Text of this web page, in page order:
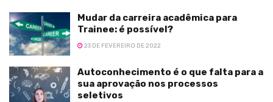
Mudar da carreira acadêmica para
Trainee: é possível?
23 DE FEVEREIRO DE 2022
Autoconhecimento é o que falta para a
sua aprovação nos processos
seletivos